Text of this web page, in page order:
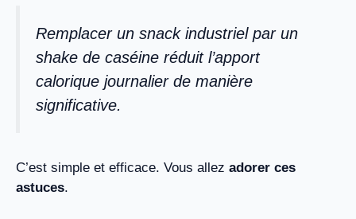
Remplacer un snack industriel par un
shake de caséine réduit l’apport
calorique journalier de manière
significative.
C’est simple et efficace. Vous allez adorer ces
astuces.